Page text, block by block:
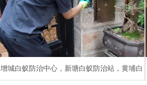
增城白蚁防治中心，新塘白蚁防治站，黄埔白